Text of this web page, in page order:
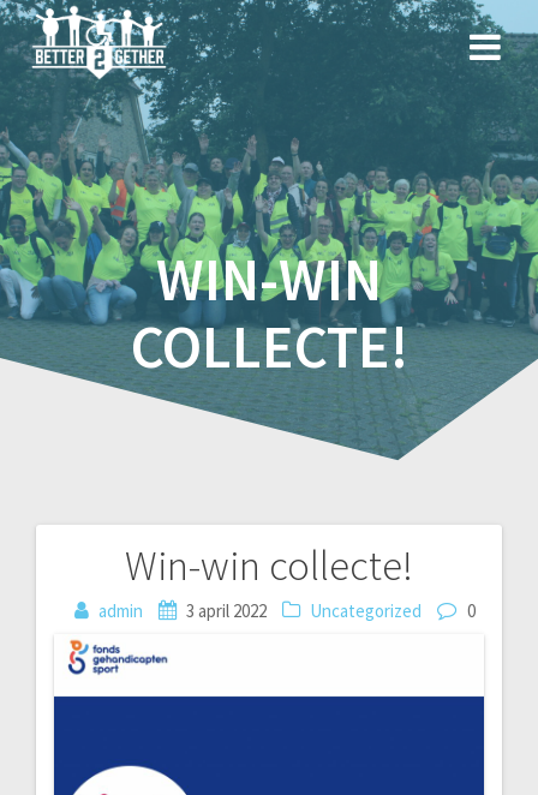
Spring
naar
inhoud
WIN-WIN
COLLECTE!
Win-win collecte!
admin 3 april 2022 Uncategorized 0
Bericht
navigatie